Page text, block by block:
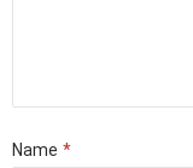
Name *